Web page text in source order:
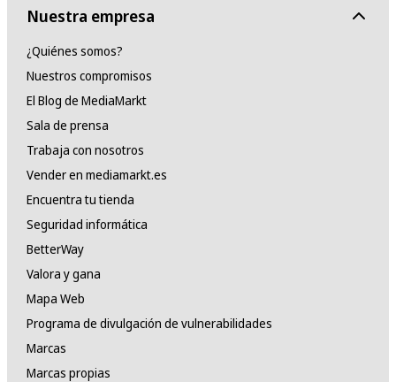
Nuestra empresa
¿Quiénes somos?
Nuestros compromisos
El Blog de MediaMarkt
Sala de prensa
Trabaja con nosotros
Vender en mediamarkt.es
Encuentra tu tienda
Seguridad informática
BetterWay
Valora y gana
Mapa Web
Programa de divulgación de vulnerabilidades
Marcas
Marcas propias